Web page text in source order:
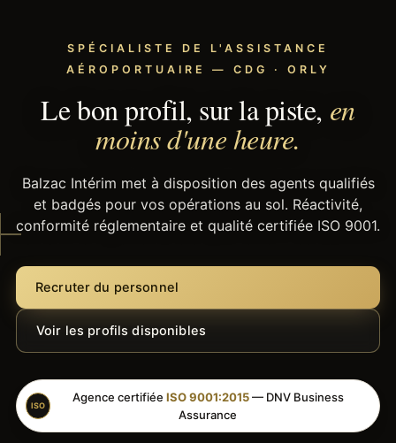
SPÉCIALISTE DE L'ASSISTANCE
AÉROPORTUAIRE — CDG · ORLY
Le bon profil, sur la piste, en
moins d'une heure.
Balzac Intérim met à disposition des agents qualifiés
et badgés pour vos opérations au sol. Réactivité,
conformité réglementaire et qualité certifiée ISO 9001.
Recruter du personnel
Voir les profils disponibles
ISO
Agence certifiée ISO 9001:2015— DNV Business
Assurance